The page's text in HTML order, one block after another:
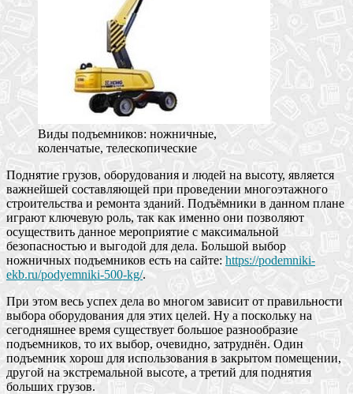
Виды подъемников: ножничные,
коленчатые, телескопические
Поднятие грузов, оборудования и людей на высоту, является
важнейшей составляющей при проведении многоэтажного
строительства и ремонта зданий. Подъёмники в данном плане
играют ключевую роль, так как именно они позволяют
осуществить данное мероприятие с максимальной
безопасностью и выгодой для дела. Большой выбор
ножничных подъемников есть на сайте: https://podemniki-
ekb.ru/podyemniki-500-kg/.
При этом весь успех дела во многом зависит от правильности
выбора оборудования для этих целей. Ну а поскольку на
сегодняшнее время существует большое разнообразие
подъемников, то их выбор, очевидно, затруднён. Один
подъемник хорош для использования в закрытом помещении,
другой на экстремальной высоте, а третий для поднятия
больших грузов.